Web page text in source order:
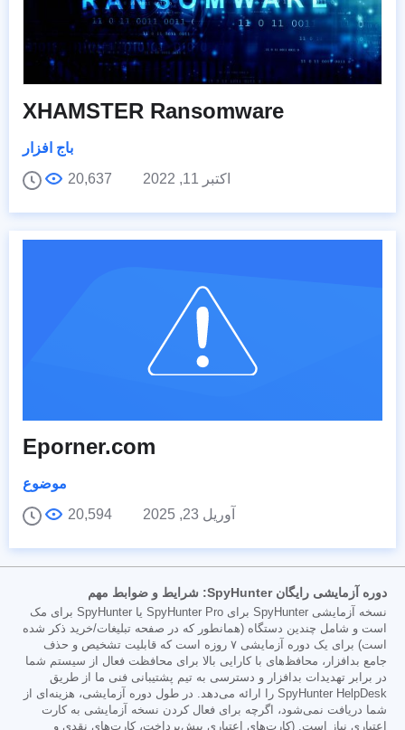
XHAMSTER Ransomware
باج افزار
اکتبر 11, 2022
20,637
Eporner.com
موضوع
آوریل 23, 2025
20,594
دوره آزمایشی رایگان SpyHunter: شرایط و ضوابط مهم
نسخه آزمایشی SpyHunter برای SpyHunter Pro یا SpyHunter برای مک
است و شامل چندین دستگاه (همانطور که در صفحه تبلیغات/خرید ذکر شده
است) برای یک دوره آزمایشی ۷ روزه است که قابلیت تشخیص و حذف
جامع بدافزار، محافظ‌های با کارایی بالا برای محافظت فعال از سیستم شما
در برابر تهدیدات بدافزار و دسترسی به تیم پشتیبانی فنی ما از طریق
SpyHunter HelpDesk را ارائه می‌دهد. در طول دوره آزمایشی، هزینه‌ای از
شما دریافت نمی‌شود، اگرچه برای فعال کردن نسخه آزمایشی به کارت
اعتباری نیاز است. (کارت‌های اعتباری پیش‌پرداخت، کارت‌های نقدی و